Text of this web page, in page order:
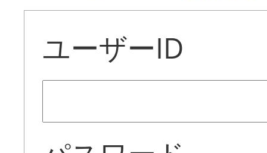
ユーザーID